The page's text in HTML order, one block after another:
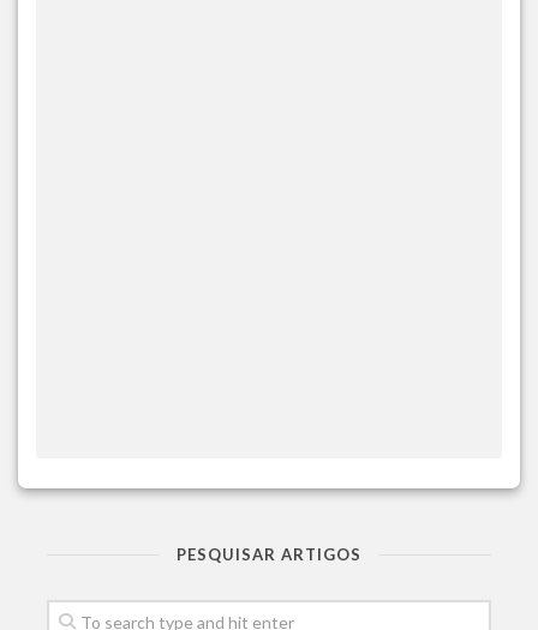
PESQUISAR ARTIGOS